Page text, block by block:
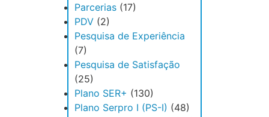
Parcerias (17)
PDV (2)
Pesquisa de Experiência
(7)
Pesquisa de Satisfação
(25)
Plano SER+ (130)
Plano Serpro I (PS-I) (48)